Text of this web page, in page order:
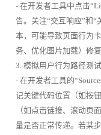
- 在开发者工具中点击
告。关注“交互响应”和“
本，可能导致页面行为
务、优化图片加载）修
3. 模拟用户行为路径测试
- 在开发者工具的
记关键代码位置（如按
（如点击链接、滚动页
量是否正常传递。若某